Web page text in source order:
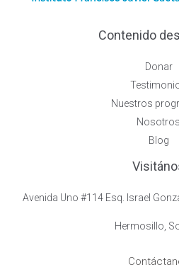
Contenido
Donar
Nuestros
Nosotros
Blog
Avenida Uno #114 Esq. Israel
Hermosillo,